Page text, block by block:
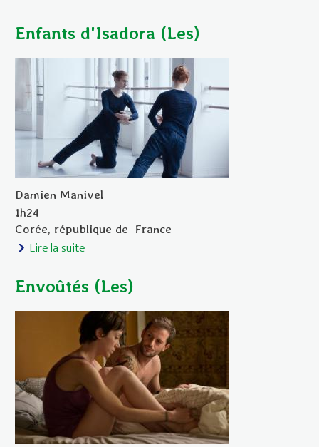
Enfants d'Isadora (Les)
Damien Manivel
1h24
Corée, république de France
Lire la suite
Envoûtés (Les)